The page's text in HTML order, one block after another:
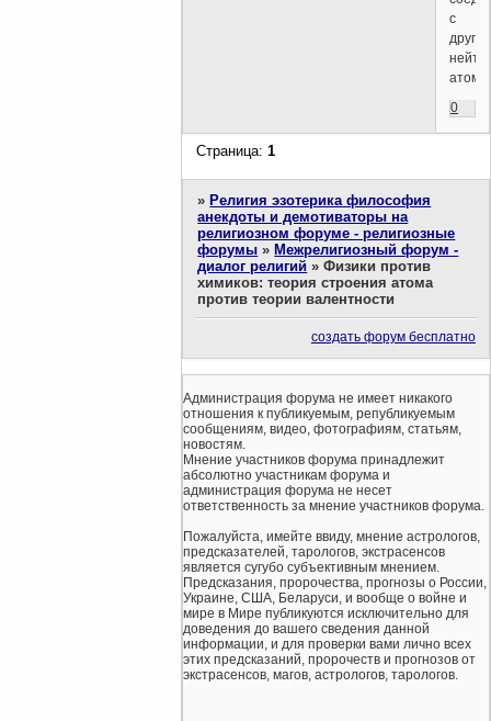
с
0
Страница:1
» Религия эзотерика философия
анекдоты и демотиваторы на
религиозном форуме - религиозные
форумы » Межрелигиозный форум -
диалог религий »Физики против
химиков: теория строения атома
против теории валентности
создать форум бесплатно
Администрация форума не имеет никакого
отношения к публикуемым, републикуемым
сообщениям, видео, фотографиям, статьям,
новостям.
Мнение участников форума принадлежит
абсолютно участникам форума и
администрация форума не несет
ответственность за мнение участников форума.
Пожалуйста, имейте ввиду, мнение астрологов,
предсказателей, тарологов, экстрасенсов
является сугубо субъективным мнением.
Предсказания, пророчества, прогнозы о России,
Украине, США, Беларуси, и вообще о войне и
мире в Мире публикуются исключительно для
доведения до вашего сведения данной
информации, и для проверки вами лично всех
этих предсказаний, пророчеств и прогнозов от
экстрасенсов, магов, астрологов, тарологов.